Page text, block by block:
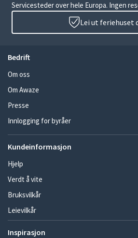
Servicesteder over hele Europa. Ingen
Lei ut feriehuset
Bedrift
Om oss
Om Awaze
Presse
Innlogging for byråer
Kundeinformasjon
Hjelp
Verdt å vite
Bruksvilkår
Leievilkår
Inspirasjon